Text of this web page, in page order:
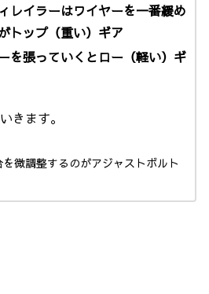
レイラーはワイヤーを一番緩め
トップ（重い）ギア
を張っていくとロー（軽い）ギ
きます。
微調整するのがアジャストボルト